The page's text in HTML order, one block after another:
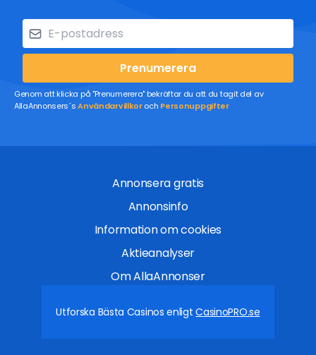
Prenumerera
Genom att klicka på "Prenumerera" bekräftar du att du tagit del av
AllaAnnonsers´sAnvändarvillkoroch Personuppgifter
Annonsera gratis
Annonsinfo
Information om cookies
Aktieanalyser
Om AllaAnnonser
Utforska Bästa Casinos enligtCasinoPRO.se